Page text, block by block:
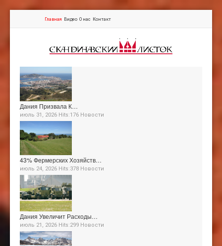
Главная Видео О нас Контакт
Дания Призвала К…
июль 31, 2026 Hits:176 Новости
43% Фермерских Хозяйств…
июль 24, 2026 Hits:378 Новости
Дания Увеличит Расходы…
июль 21, 2026 Hits:299 Новости